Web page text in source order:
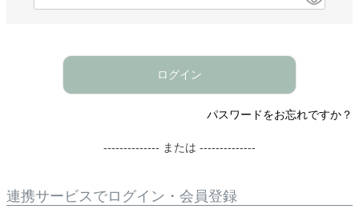
ログイン
パスワードをお忘れですか？
-------------- または --------------
連携サービスでログイン・会員登録